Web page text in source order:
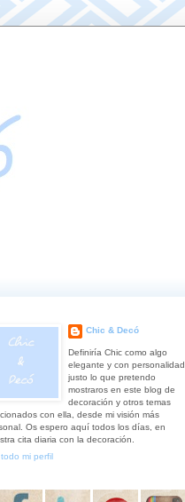
Chic & Decó
Definiría Chic como algo
elegante y con personalidad,
justo lo que pretendo
mostraros en este blog de
decoración y otros temas
con ella, desde mi visión más
Os espero aquí todos los días, en
cita diaria con la decoración.
todo mi perfil